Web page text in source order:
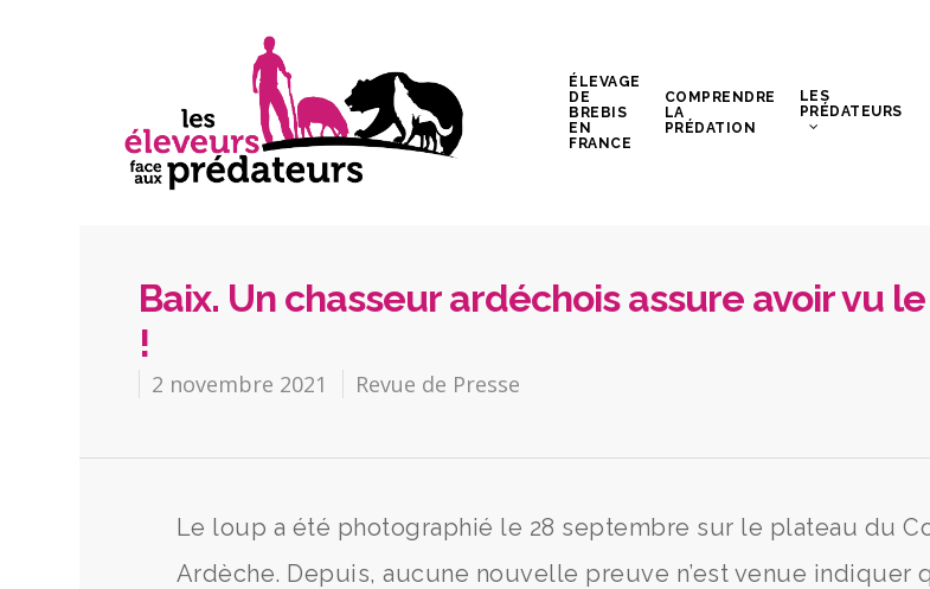
ÉLEVAGE
DE
BREBIS
EN
FRANCE
COMPRENDRE
LA
PRÉDATION
LES
PRÉDATEURS
Baix. Un chasseur ardéchois assure avoir vu
!
2 novembre 2021 Revue de Presse
Le loup a été photographié le 28 septembre sur le plateau du
Ardèche. Depuis, aucune nouvelle preuve n’est venue indiquer